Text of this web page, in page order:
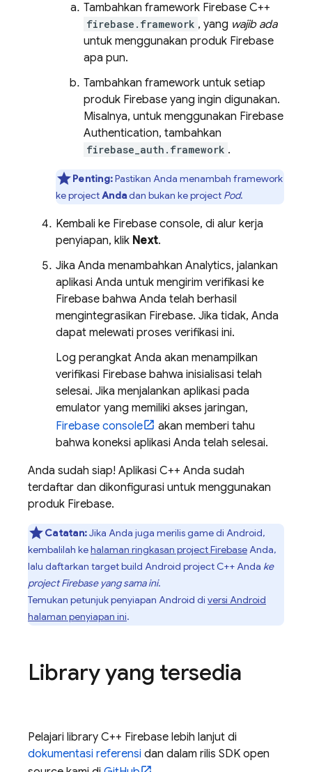
Tambahkan framework Firebase C++
firebase.framework , yang wajib ada
untuk menggunakan produk Firebase
apa pun.
Tambahkan framework untuk setiap
produk Firebase yang ingin digunakan.
Misalnya, untuk menggunakan Firebase
Authentication, tambahkan
firebase_auth.framework .
Penting:Pastikan Anda menambah framework
ke projectAndadan bukan ke project Pod.
Kembali ke Firebase console, di alur kerja
penyiapan, klik Next.
Jika Anda menambahkan Analytics, jalankan
aplikasi Anda untuk mengirim verifikasi ke
Firebase bahwa Anda telah berhasil
mengintegrasikan Firebase. Jika tidak, Anda
dapat melewati proses verifikasi ini.
Log perangkat Anda akan menampilkan
verifikasi Firebase bahwa inisialisasi telah
selesai. Jika menjalankan aplikasi pada
emulator yang memiliki akses jaringan,
Firebase console
akan memberi tahu
bahwa koneksi aplikasi Anda telah selesai.
Anda sudah siap! Aplikasi C++ Anda sudah
terdaftar dan dikonfigurasi untuk menggunakan
produk Firebase.
Catatan:Jika Anda juga merilis game di Android,
kembalilah kehalaman ringkasan project FirebaseAnda,
lalu daftarkan target build Android project C++ Anda ke
project Firebase yang sama ini.
Temukan petunjuk penyiapan Android di versi Android
halaman penyiapan ini.
Library yang tersedia
Pelajari library C++ Firebase lebih lanjut di
dokumentasi referensi dan dalam rilis SDK open